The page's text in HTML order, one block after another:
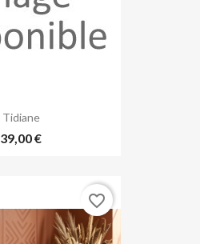
Tidiane
39,00 €
favorite_border